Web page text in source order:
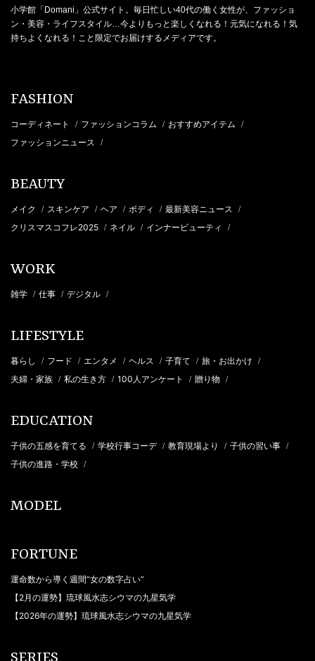
小学館「Domani」公式サイト。毎日忙しい40代の働く女性が、ファッショ
ン・美容・ライフスタイル…今よりもっと楽しくなれる！元気になれる！気
持ちよくなれる！こと限定でお届けするメディアです。
FASHION
コーディネート / ファッションコラム / おすすめアイテム /
ファッションニュース /
BEAUTY
メイク / スキンケア / ヘア / ボディ / 最新美容ニュース /
クリスマスコフレ2025 / ネイル / インナービューティ /
WORK
雑学 / 仕事 / デジタル /
LIFESTYLE
暮らし / フード / エンタメ / ヘルス / 子育て / 旅・お出かけ /
夫婦・家族 / 私の生き方 / 100人アンケート / 贈り物 /
EDUCATION
子供の五感を育てる / 学校行事コーデ / 教育現場より / 子供の習い事 /
子供の進路・学校 /
MODEL
FORTUNE
運命数から導く週間“女の数字占い”
【2月の運勢】琉球風水志シウマの九星気学
【2026年の運勢】琉球風水志シウマの九星気学